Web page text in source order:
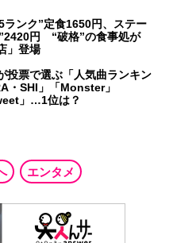
ランク”定食1650円、ステー
円 “破格”の食事処が
」登場
投票で選ぶ「人気曲ランキン
SHI」「Monster」
」…1位は？
エンタメ